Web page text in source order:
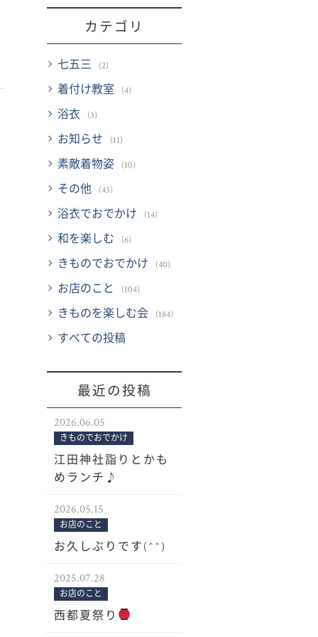
カテゴリ
七五三 (2)
着付け教室 (4)
浴衣 (3)
お知らせ (11)
素敵着物姿 (10)
その他 (43)
浴衣でおでかけ (14)
和を楽しむ (6)
きものでおでかけ (40)
お店のこと (104)
きものを楽しむ会 (184)
すべての投稿
最近の投稿
2026.06.05
きものでおでかけ
江田神社詣りとかも
めランチ♪
2026.05.15
お店のこと
お久しぶりです(^^)
2025.07.28
お店のこと
西都夏祭り